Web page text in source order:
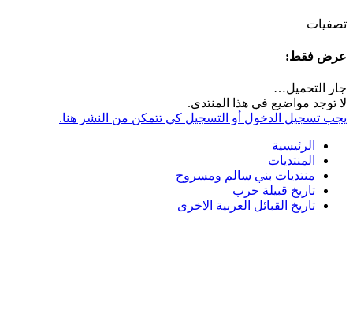
تصفيات
عرض فقط:
جار التحميل…
لا توجد مواضيع في هذا المنتدى.
يجب تسجيل الدخول أو التسجيل كي تتمكن من النشر هنا.
الرئيسية
المنتديات
منتديات بني سالم ومسروح
تاريخ قبيلة حرب
تاريخ القبائل العربية الاخرى